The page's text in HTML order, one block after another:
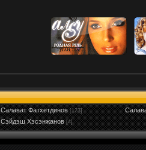
Салават Фатхетдинов [123]
Сэйдэш Хэсэнжанов [4]